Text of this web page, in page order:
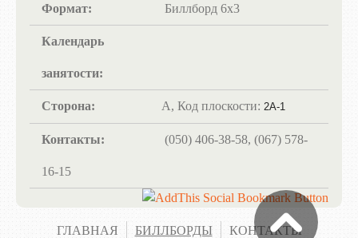
Формат:
Биллборд 6х3
Календарь
занятости:
Сторона: А, Код плоскости: 2А-1
Контакты: (050) 406-38-58, (067) 578-
16-15
ГЛАВНАЯ БИЛЛБОРДЫ КОНТАКТЫ